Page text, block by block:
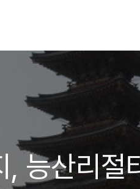
, 능산리절